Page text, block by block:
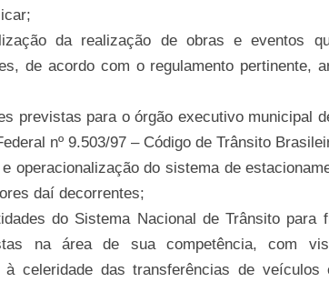
da realização de obras e eventos
de acordo com o regulamento pertinente,
previstas para o órgão executivo municipal
nº 9.503/97 – Código de Trânsito
operacionalização do sistema de
daí decorrentes;
do Sistema Nacional de Trânsito para
na área de sua competência, com
à celeridade das transferências de